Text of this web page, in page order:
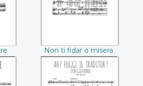
Non ti fidar o misera
(Mozart)